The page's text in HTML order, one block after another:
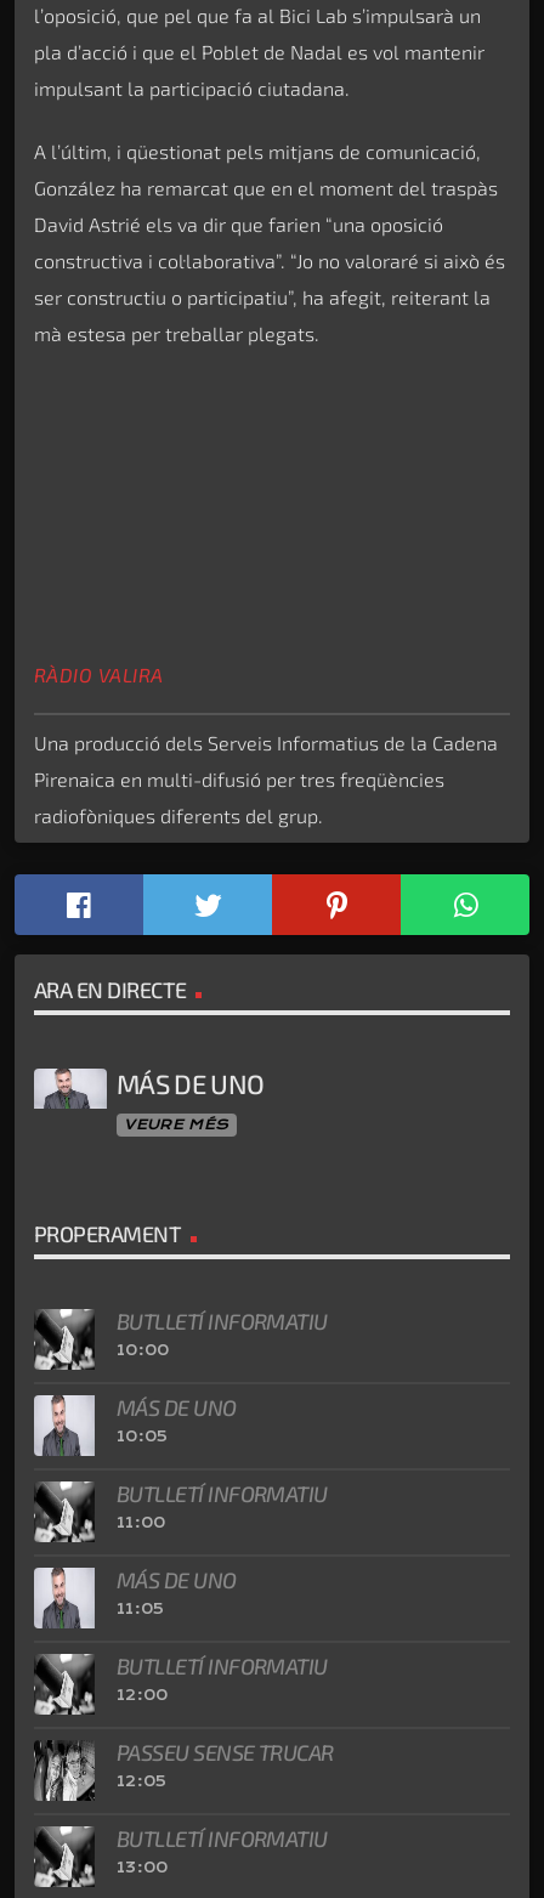
l’oposició, que pel que fa al Bici Lab s’impulsarà un
pla d’acció i que el Poblet de Nadal es vol mantenir
impulsant la participació ciutadana.
A l’últim, i qüestionat pels mitjans de comunicació,
González ha remarcat que en el moment del traspàs
David Astrié els va dir que farien “una oposició
constructiva i col·laborativa”. “Jo no valoraré si això és
ser constructiu o participatiu”, ha afegit, reiterant la
mà estesa per treballar plegats.
RÀDIO VALIRA
Una producció dels Serveis Informatius de la Cadena
Pirenaica en multi-difusió per tres freqüències
radiofòniques diferents del grup.
ARA EN DIRECTE
MÁS DE UNO
VEURE MÉS
PROPERAMENT
BUTLLETÍ INFORMATIU
10:00
MÁS DE UNO
10:05
BUTLLETÍ INFORMATIU
11:00
MÁS DE UNO
11:05
BUTLLETÍ INFORMATIU
12:00
PASSEU SENSE TRUCAR
12:05
BUTLLETÍ INFORMATIU
13:00